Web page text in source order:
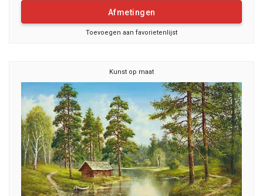
Afmetingen
Toevoegen aan favorietenlijst
Kunst op maat